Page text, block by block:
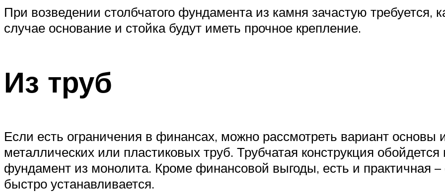
При возведении столбчатого фундамента из камня зачастую требуется,
случае основание и стойка будут иметь прочное крепление.
Из труб
Если есть ограничения в финансах, можно рассмотреть вариант основы
металлических или пластиковых труб. Трубчатая конструкция
фундамент из монолита. Кроме финансовой выгоды, есть и практичная –
быстро устанавливается.